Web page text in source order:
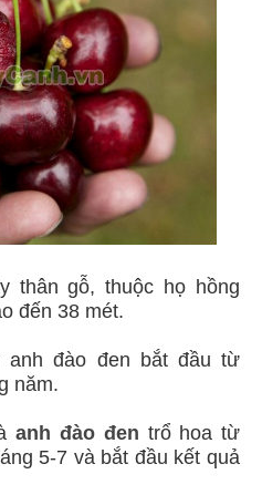
thân gỗ, thuộc họ hồng
đến 38 mét.
anh đào đen bắt đầu từ
năm.
anh đào đen trổ hoa từ
5-7 và bắt đầu kết quả